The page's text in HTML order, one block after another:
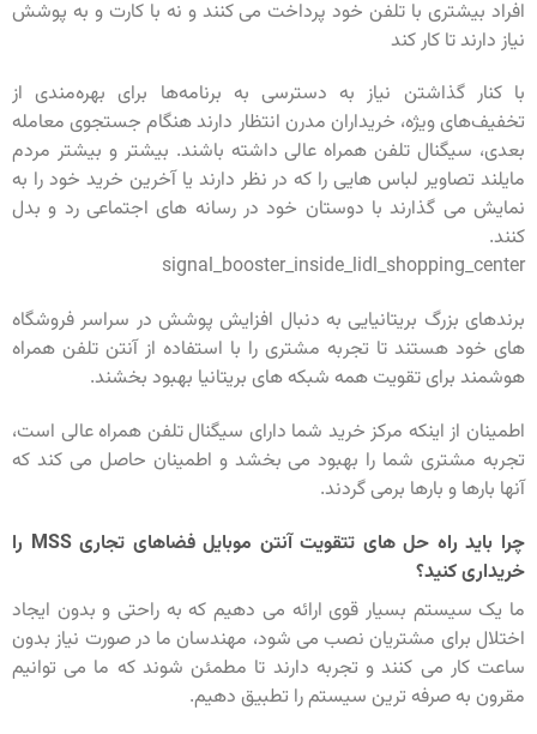
افراد بیشتری با تلفن خود پرداخت می کنند و نه با کارت و به پوشش
نیاز دارند تا کار کند
با کنار گذاشتن نیاز به دسترسی به برنامه‌ها برای بهره‌مندی از
تخفیف‌های ویژه، خریداران مدرن انتظار دارند هنگام جستجوی معامله
بعدی، سیگنال تلفن همراه عالی داشته باشند. بیشتر و بیشتر مردم
مایلند تصاویر لباس هایی را که در نظر دارند یا آخرین خرید خود را به
نمایش می گذارند با دوستان خود در رسانه های اجتماعی رد و بدل
کنند.
signal_booster_inside_lidl_shopping_center
برندهای بزرگ بریتانیایی به دنبال افزایش پوشش در سراسر فروشگاه
های خود هستند تا تجربه مشتری را با استفاده از آنتن تلفن همراه
هوشمند برای تقویت همه شبکه های بریتانیا بهبود بخشند.
اطمینان از اینکه مرکز خرید شما دارای سیگنال تلفن همراه عالی است،
تجربه مشتری شما را بهبود می بخشد و اطمینان حاصل می کند که
آنها بارها و بارها برمی گردند.
چرا باید راه حل های تتقویت آنتن موبایل فضاهای تجاری MSS را
خریداری کنید؟
ما یک سیستم بسیار قوی ارائه می دهیم که به راحتی و بدون ایجاد
اختلال برای مشتریان نصب می شود، مهندسان ما در صورت نیاز بدون
ساعت کار می کنند و تجربه دارند تا مطمئن شوند که ما می توانیم
مقرون به صرفه ترین سیستم را تطبیق دهیم.